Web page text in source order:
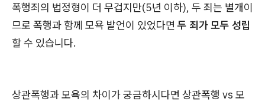
폭행죄의 법정형이 더 무겁지만(5년 이하), 두 죄는 별개이
므로 폭행과 함께 모욕 발언이 있었다면두 죄가 모두 성립
할 수 있습니다.
상관폭행과 모욕의 차이가 궁금하시다면 상관폭행 vs 모